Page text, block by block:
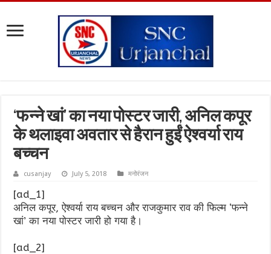
‘फन्ने खां’ का नया पोस्टर जारी, अनिल कपूर
के थलाइवा अवतार से हैरान हुईं ऐश्वर्या राय
बच्चन
cusanjay July 5, 2018 मनोरंजन
[ad_1]
अनिल कपूर, ऐश्वर्या राय बच्चन और राजकुमार राव की फिल्म ‘फन्ने
खां’ का नया पोस्टर जारी हो गया है।
[ad_2]